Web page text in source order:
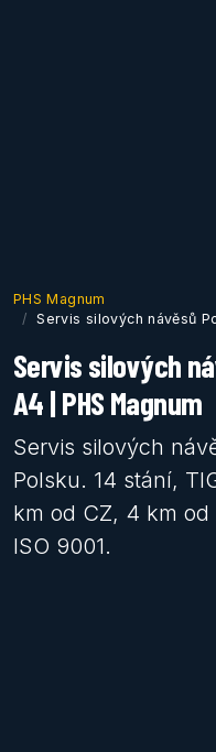
PHS Magnum
Servis silových návěsů
Servis silových
A4 | PHS Magnum
Servis silových
Polsku. 14 stání,
km od CZ, 4 km
ISO 9001.